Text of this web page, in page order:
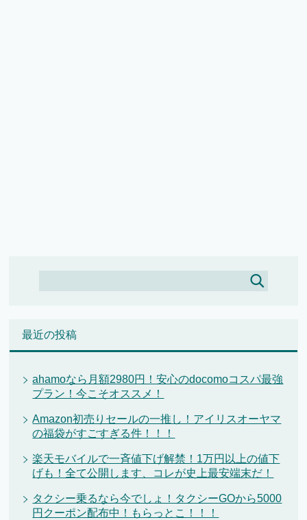
最近の投稿
ahamoなら月額2980円！安心のdocomoコスパ最強
プラン！今こそオススメ！
Amazon初売りセールの一推し！アイリスオーヤマ
の福袋がすごすぎる件！！！
楽天モバイルで一斉値下げ解禁！1万円以上の値下
げも！全て公開します、コレが史上最安端末だ！
タクシー乗るなら今でしょ！タクシーGOから5000
円クーポン配布中！もらっとこ！！！